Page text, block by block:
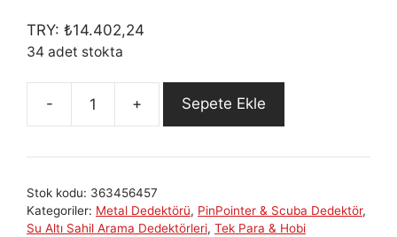
TRY: ₺14.402,24
34 adet stokta
Pulsedive
Dedektör
Pointer
2’si
Sepete Ekle
Stok kodu: 363456457
Kategoriler: Metal Dedektörü, PinPointer & Scuba Dedektör,
Su Altı Sahil Arama Dedektörleri, Tek Para & Hobi